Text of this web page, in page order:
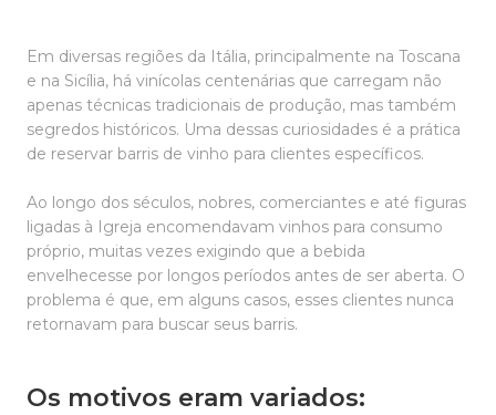
Em diversas regiões da Itália, principalmente na Toscana
e na Sicília, há vinícolas centenárias que carregam não
apenas técnicas tradicionais de produção, mas também
segredos históricos. Uma dessas curiosidades é a prática
de reservar barris de vinho para clientes específicos.
Ao longo dos séculos, nobres, comerciantes e até figuras
ligadas à Igreja encomendavam vinhos para consumo
próprio, muitas vezes exigindo que a bebida
envelhecesse por longos períodos antes de ser aberta. O
problema é que, em alguns casos, esses clientes nunca
retornavam para buscar seus barris.
Os motivos eram variados: